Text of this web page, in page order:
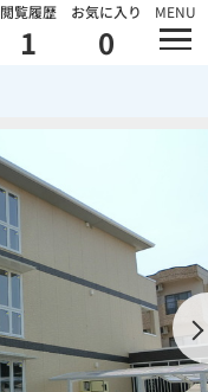
閲覧履歴
1
お気に入り
0
MENU